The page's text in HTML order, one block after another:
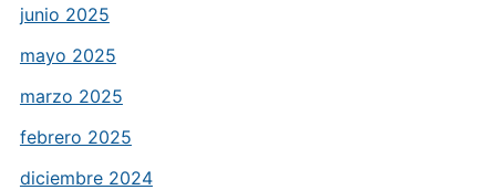
junio 2025
mayo 2025
marzo 2025
febrero 2025
diciembre 2024